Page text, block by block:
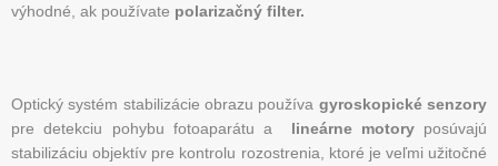
výhodné, ak používate polarizačný filter.
Optický systém stabilizácie obrazu používa gyroskopické senzory
pre detekciu pohybu fotoaparátu a lineárne motory posúvajú
stabilizáciu objektív pre kontrolu rozostrenia, ktoré je veľmi užitočné